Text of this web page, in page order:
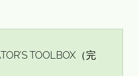
TOOLBOX（完